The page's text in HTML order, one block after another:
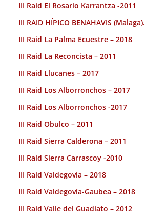
III Raid El Rosario Karrantza -2011
III RAID HÍPICO BENAHAVIS (Malaga).
III Raid La Palma Ecuestre – 2018
III Raid La Reconcista – 2011
III Raid Llucanes – 2017
III Raid Los Alborronchos – 2017
III Raid Los Alborronchos -2017
III Raid Obulco – 2011
III Raid Sierra Calderona – 2011
III Raid Sierra Carrascoy -2010
III Raid Valdegovia – 2018
III Raid Valdegovía-Gaubea – 2018
III Raid Valle del Guadiato – 2012